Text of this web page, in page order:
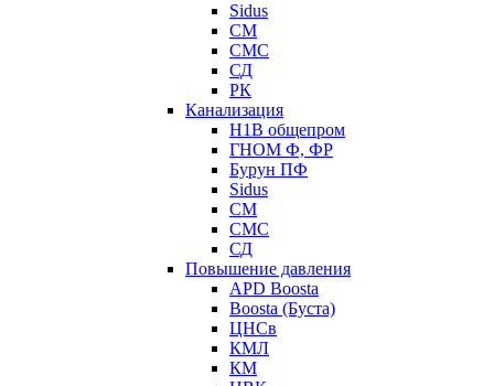
Sidus
СМ
СМС
СД
РК
Канализация
Н1В общепром
ГНОМ Ф, ФР
Бурун ПФ
Sidus
СМ
СМС
СД
Повышение давления
APD Boosta
Boosta (Буста)
ЦНСв
КМЛ
КМ